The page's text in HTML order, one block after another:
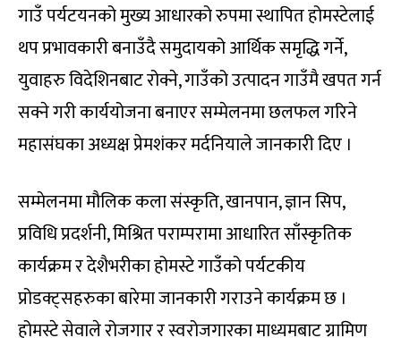
गाउँ पर्यटयनको मुख्य आधारको रुपमा स्थापित होमस्टेलाई
थप प्रभावकारी बनाउँदै समुदायको आर्थिक समृद्धि गर्ने,
युवाहरु विदेशिनबाट रोक्ने, गाउँको उत्पादन गाउँमै खपत गर्न
सक्ने गरी कार्ययोजना बनाएर सम्मेलनमा छलफल गरिने
महासंघका अध्यक्ष प्रेमशंकर मर्दनियाले जानकारी दिए ।
सम्मेलनमा मौलिक कला संस्कृति, खानपान, ज्ञान सिप,
प्रविधि प्रदर्शनी, मिश्रित पराम्परामा आधारित साँस्कृतिक
कार्यक्रम र देशैभरीका होमस्टे गाउँको पर्यटकीय
प्रोडक्ट्सहरुका बारेमा जानकारी गराउने कार्यक्रम छ ।
होमस्टे सेवाले रोजगार र स्वरोजगारका माध्यमबाट ग्रामिण